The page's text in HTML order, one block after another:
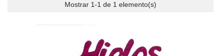
Mostrar 1-1 de 1 elemento(s)